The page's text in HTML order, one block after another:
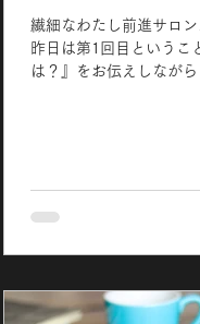
繊細なわたし前進サロン
昨日は第1回目というこ
は？』をお伝えしなが